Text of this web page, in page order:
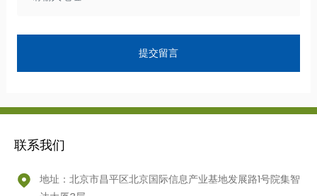
提交留言
联系我们
地址：北京市昌平区北京国际信息产业基地发展路1号院集智